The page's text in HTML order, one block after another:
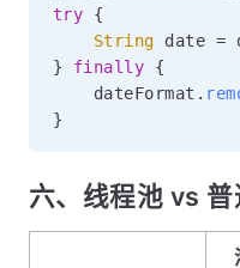
try
{
String date =
}
finally
{
    dateFormat
.
}
六、线程池 vs